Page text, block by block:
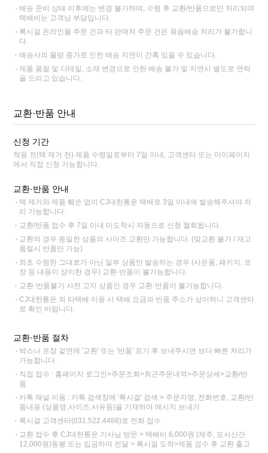
배송 준비 상태 이후에는 변경 불가하며, 수령 후 교환/반품으로만 처리되며
택배비는 고객님 부담입니다.
록시걸 온라인몰 주문 건과 타 판매처 주문 건은 묶음배송 처리가 불가합니
다.
배송사의 물량 증가로 인한 배송 지연이 간혹 있을 수 있습니다.
제품 품절 및 디테일, 소재 변경으로 인한 배송 불가 및 지연시 별도로 연락
을 드리고 있습니다.
교환·반품 안내
신청 기간
착용 전(택 제거 전) 제품 수령일로부터 7일 이내, 고객센터 또는 마이페이지
에서 직접 신청 가능합니다.
교환·반품 안내
택 제거와 제품 훼손 없이 CJ대한통운 택배로 3일 이내에 발송해주셔야 처
리 가능합니다.
교환/반품 접수 후 7일 이내 미도착시 자동으로 신청 철회됩니다.
교환의 경우 동일한 상품의 사이즈 교환만 가능합니다. (맞교환 불가 / 재고
품절시 반품만 가능)
최초 수령한 그대로가 아닌 일부 상품만 발송하는 경우 (사은품, 패키지, 포
장 등 내용이 상이한 경우) 교환·반품이 불가능합니다.
교환·반품불가 사전 고지 상품인 경우 교환·반품이 불가능합니다.
CJ대한통운 외 타택배 이용 시 택배 요금과 반품 주소가 상이하니 고객센터
로 확인 바랍니다.
교환·반품 절차
박스나 포장 겉면에 '교환' 또는 '반품' 표기 후 보내주시면 보다 빠른 처리가
가능합니다.
직접 접수 : 홈페이지 로그인>주문조회>최근주문내역>주문상세>교환/반
품
카톡 채널 이용 : 카톡 검색창에 '록시걸' 검색 > 주문자명, 전화번호, 교환/반
품내용 (상품명,사이즈,사유등)을 기재하여 메시지 보내기
록시걸 고객센터(031.522.4488)로 전화 접수
교환 접수 후 CJ대한통운 기사님 방문 > 택배비 6,000원 (제주, 도서산간
12,000원)동봉 또는 입금하여 전달 > 록시걸 도착>제품 검수 후 교환 출고